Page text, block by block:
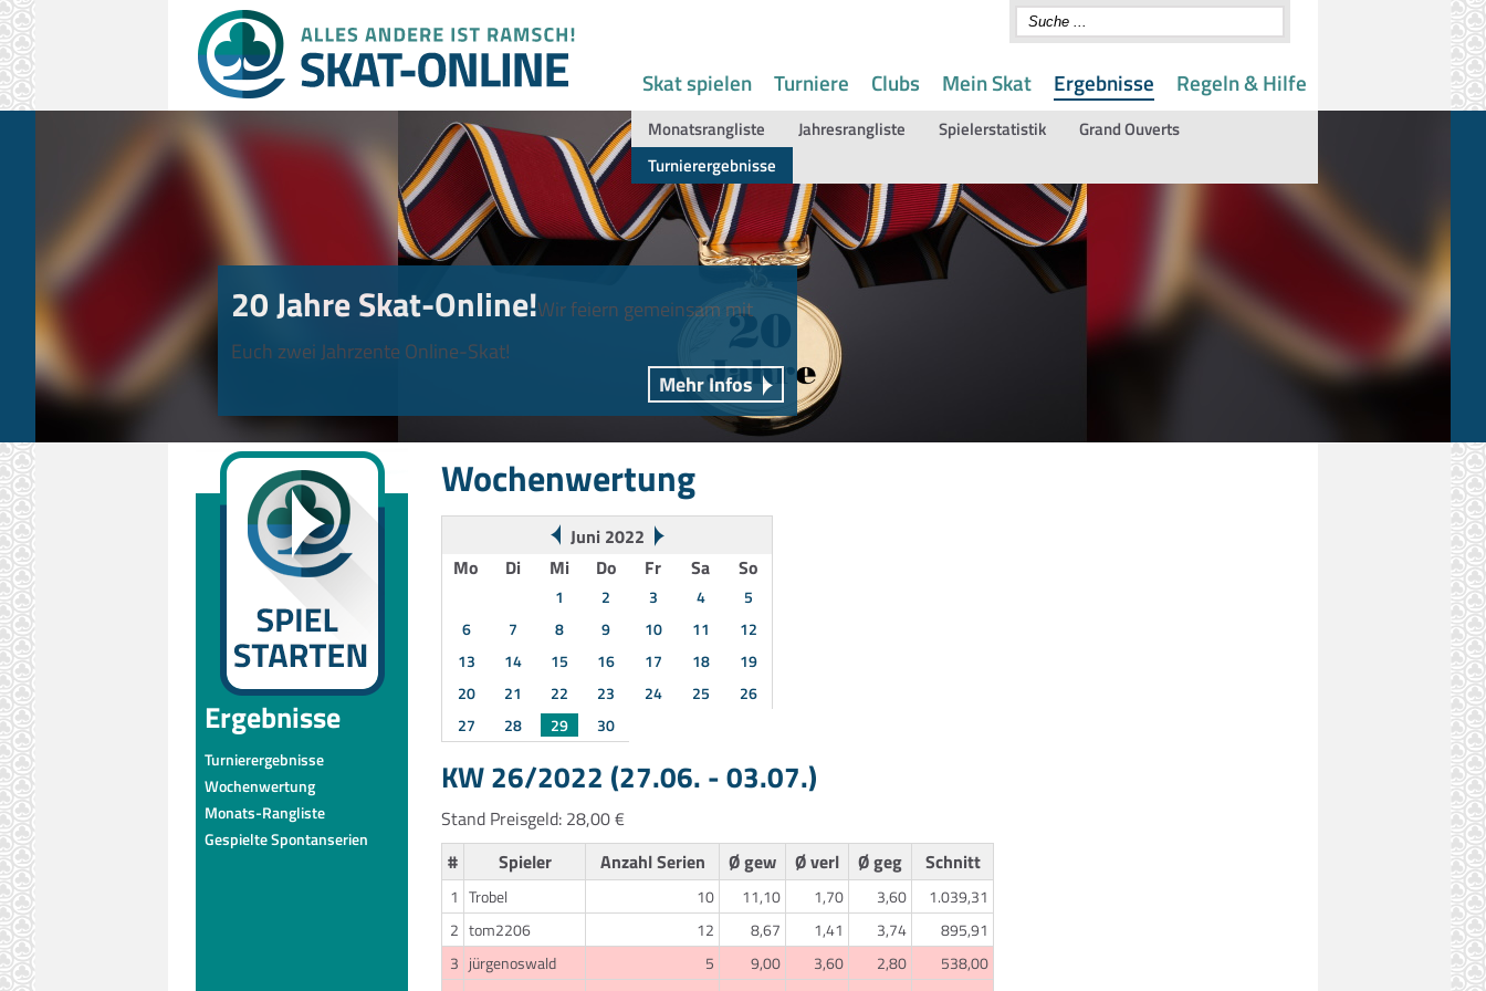
Skat spielen Turniere Clubs Mein Skat Ergebnisse
Monatsrangliste Jahresrangliste Spielerstatistik
Grand Ouverts
Turnierergebnisse
Regeln & Hilfe
20 Jahre Skat-Online!Wir feiern gemeinsam mit
Euch zwei Jahrzente Online-Skat!
Mehr Infos
Ergebnisse
Turnierergebnisse
Wochenwertung
Monats-Rangliste
Gespielte Spontanserien
Wochenwertung
Juni 2022
Mo
Di Mi Do Fr Sa So
1 2 3 4
5
6
7 8 9 10 11
12
13
14 15 16 17 18
19
20
21 22 23 24 25
26
27
28 29 30
KW 26/2022 (27.06. - 03.07.)
Stand Preisgeld: 28,00 €
#
Spieler Anzahl Serien Ø gew Ø verl Ø geg Schnitt
1 Trobel 10 11,10 1,70 3,60
1.039,31
2 tom2206 12 8,67 1,41 3,74
895,91
3 jürgenoswald 5 9,00 3,60 2,80
538,00